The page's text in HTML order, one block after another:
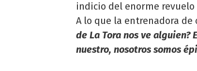
indicio del enorme
A lo que la entrenadora de
de La Tora nos ve alguien?
nuestro, nosotros somos